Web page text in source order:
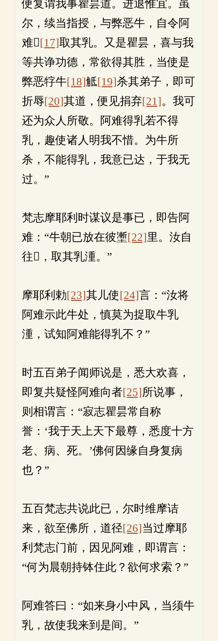
便复谓我事瞿昙道。进退惟宜。虽
尔，续当指授，与弊恶牛，自令阿
难𤛓[17]取其乳。又是瞿昙，喜与我
等共诤功德，常欲得其胜，当使是
弊恶牸牛[18]觝[19]杀其弟子，即可
折辱[20]其道，便见捐弃[21]。我可
还为众人所敬。阿难得乳若不得
乳，趣使诸人明我不惜。为牛所
杀，不能得乳，我意已达，于我无
过。”
梵志摩耶利时谋议是事已，即告阿
难：“牛朝已放在彼壍[22]里。汝自
往𤛓，取其乳湩。”
摩耶利勅[23]其儿使[24]言：“汝将
阿难示此牛处，慎莫为捉取牛乳
湩，试知阿难能得乳不？”
时五百弟子闻师说是，悉大欢喜，
即复共疑怪阿难向者[25]所说事，
则相谓言：“寂志瞿昙常自称
誉：‘我于天上天下最尊，悉度十方
老、病、死。’佛何因缘自身复病
也？”
五百梵志共说此已，尔时维摩诘
来，欲至佛所，道径[26]当过摩耶
利梵志门前，因见阿难，即谓言：
“何为晨朝持钵住此？欲何求索？”
阿难答曰：“如来身小中风，当须牛
乳，故使我来到是间。”